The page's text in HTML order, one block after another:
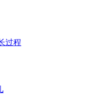
过程